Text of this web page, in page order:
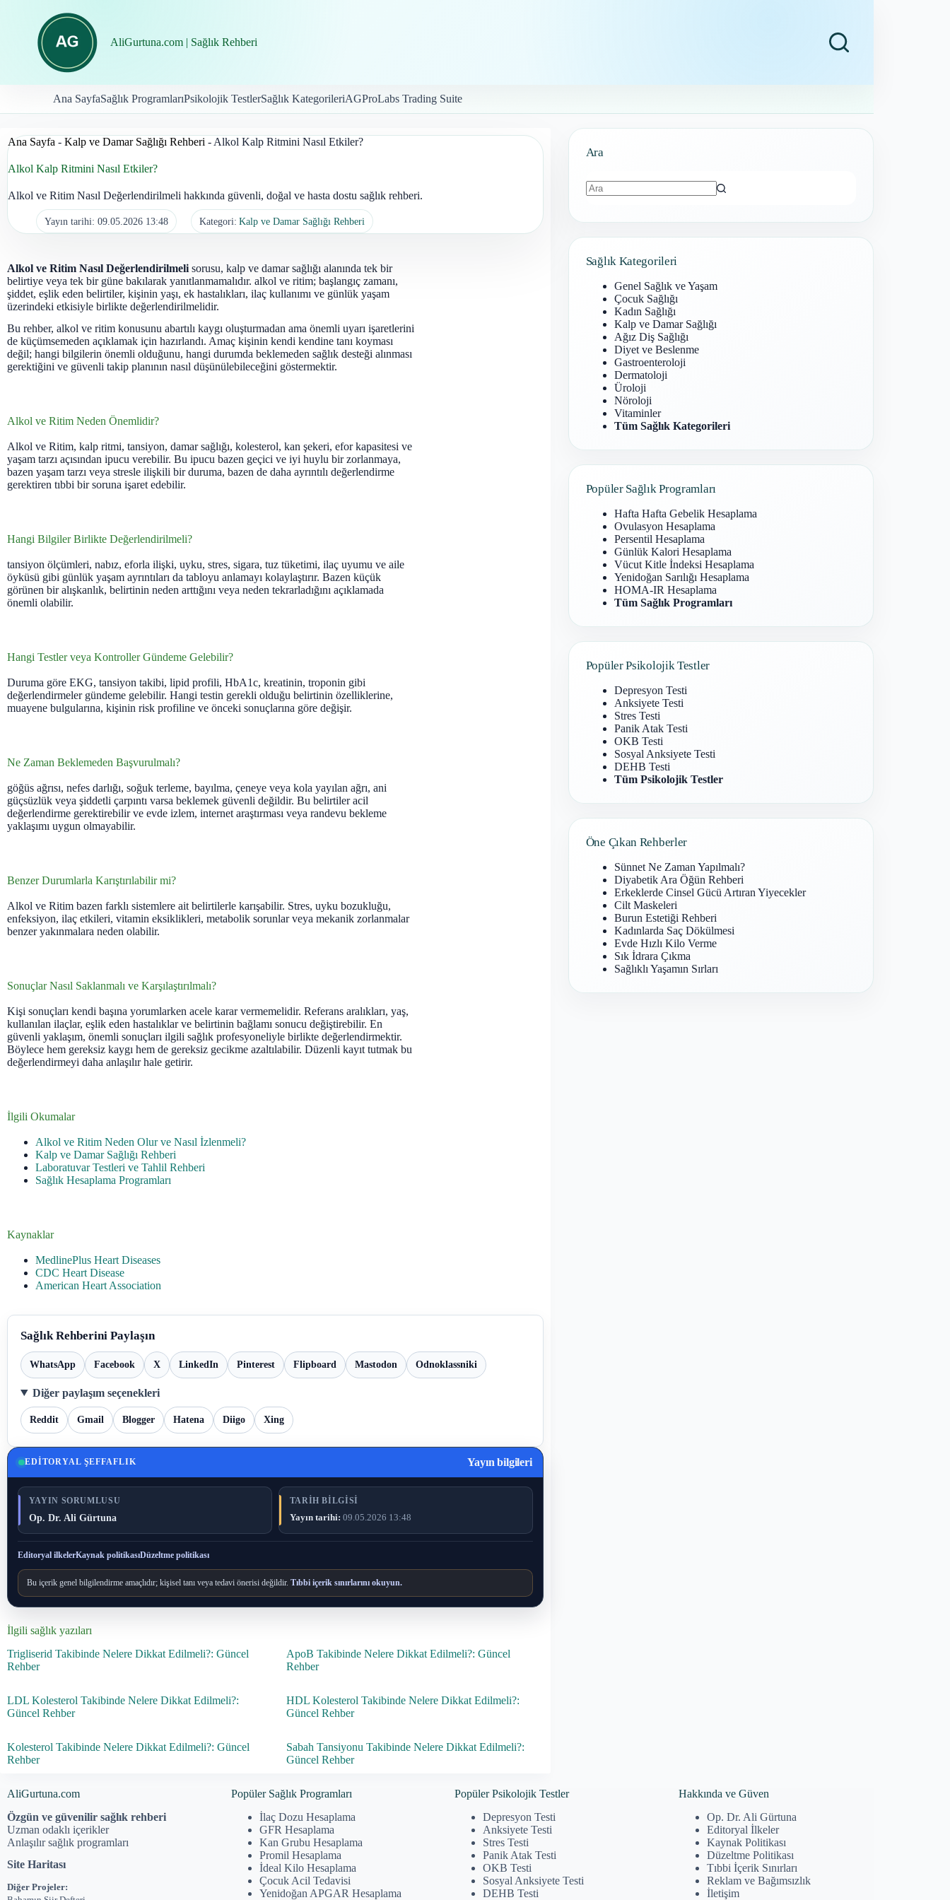
AliGurtuna.com | Sağlık Rehberi
Ana SayfaSağlık ProgramlarıPsikolojik TestlerSağlık KategorileriAGProLabs Trading Suite
Ana Sayfa - Kalp ve Damar Sağlığı Rehberi - Alkol Kalp Ritmini Nasıl Etkiler?
Alkol Kalp Ritmini Nasıl Etkiler?
Alkol ve Ritim Nasıl Değerlendirilmeli hakkında güvenli, doğal ve hasta dostu sağlık rehberi.
Yayın tarihi: 09.05.2026 13:48 Kategori: Kalp ve Damar Sağlığı Rehberi
Alkol ve Ritim Nasıl Değerlendirilmeli sorusu, kalp ve damar sağlığı alanında tek bir
belirtiye veya tek bir güne bakılarak yanıtlanmamalıdır. alkol ve ritim; başlangıç zamanı,
şiddet, eşlik eden belirtiler, kişinin yaşı, ek hastalıkları, ilaç kullanımı ve günlük yaşam
üzerindeki etkisiyle birlikte değerlendirilmelidir.
Bu rehber, alkol ve ritim konusunu abartılı kaygı oluşturmadan ama önemli uyarı işaretlerini
de küçümsemeden açıklamak için hazırlandı. Amaç kişinin kendi kendine tanı koyması
değil; hangi bilgilerin önemli olduğunu, hangi durumda beklemeden sağlık desteği alınması
gerektiğini ve güvenli takip planının nasıl düşünülebileceğini göstermektir.
Alkol ve Ritim Neden Önemlidir?
Alkol ve Ritim, kalp ritmi, tansiyon, damar sağlığı, kolesterol, kan şekeri, efor kapasitesi ve
yaşam tarzı açısından ipucu verebilir. Bu ipucu bazen geçici ve iyi huylu bir zorlanmaya,
bazen yaşam tarzı veya stresle ilişkili bir duruma, bazen de daha ayrıntılı değerlendirme
gerektiren tıbbi bir soruna işaret edebilir.
Hangi Bilgiler Birlikte Değerlendirilmeli?
tansiyon ölçümleri, nabız, eforla ilişki, uyku, stres, sigara, tuz tüketimi, ilaç uyumu ve aile
öyküsü gibi günlük yaşam ayrıntıları da tabloyu anlamayı kolaylaştırır. Bazen küçük
görünen bir alışkanlık, belirtinin neden arttığını veya neden tekrarladığını açıklamada
önemli olabilir.
Hangi Testler veya Kontroller Gündeme Gelebilir?
Duruma göre EKG, tansiyon takibi, lipid profili, HbA1c, kreatinin, troponin gibi
değerlendirmeler gündeme gelebilir. Hangi testin gerekli olduğu belirtinin özelliklerine,
muayene bulgularına, kişinin risk profiline ve önceki sonuçlarına göre değişir.
Ne Zaman Beklemeden Başvurulmalı?
göğüs ağrısı, nefes darlığı, soğuk terleme, bayılma, çeneye veya kola yayılan ağrı, ani
güçsüzlük veya şiddetli çarpıntı varsa beklemek güvenli değildir. Bu belirtiler acil
değerlendirme gerektirebilir ve evde izlem, internet araştırması veya randevu bekleme
yaklaşımı uygun olmayabilir.
Benzer Durumlarla Karıştırılabilir mi?
Alkol ve Ritim bazen farklı sistemlere ait belirtilerle karışabilir. Stres, uyku bozukluğu,
enfeksiyon, ilaç etkileri, vitamin eksiklikleri, metabolik sorunlar veya mekanik zorlanmalar
benzer yakınmalara neden olabilir.
Sonuçlar Nasıl Saklanmalı ve Karşılaştırılmalı?
Kişi sonuçları kendi başına yorumlarken acele karar vermemelidir. Referans aralıkları, yaş,
kullanılan ilaçlar, eşlik eden hastalıklar ve belirtinin bağlamı sonucu değiştirebilir. En
güvenli yaklaşım, önemli sonuçları ilgili sağlık profesyoneliyle birlikte değerlendirmektir.
Böylece hem gereksiz kaygı hem de gereksiz gecikme azaltılabilir. Düzenli kayıt tutmak bu
değerlendirmeyi daha anlaşılır hale getirir.
İlgili Okumalar
Alkol ve Ritim Neden Olur ve Nasıl İzlenmeli?
Kalp ve Damar Sağlığı Rehberi
Laboratuvar Testleri ve Tahlil Rehberi
Sağlık Hesaplama Programları
Kaynaklar
MedlinePlus Heart Diseases
CDC Heart Disease
American Heart Association
Sağlık Rehberini Paylaşın
WhatsApp Facebook X LinkedIn Pinterest Flipboard Mastodon Odnoklassniki
Diğer paylaşım seçenekleri
Reddit Gmail Blogger Hatena Diigo Xing
EDITORYAL ŞEFFAFLIK Yayın bilgileri
YAYIN SORUMLUSU
Op. Dr. Ali Gürtuna
TARIH BILGISI
Yayın tarihi: 09.05.2026 13:48
Editoryal ilkelerKaynak politikasıDüzeltme politikası
Bu içerik genel bilgilendirme amaçlıdır; kişisel tanı veya tedavi önerisi değildir. Tıbbi içerik sınırlarını okuyun.
İlgili sağlık yazıları
Trigliserid Takibinde Nelere Dikkat Edilmeli?: Güncel
Rehber
ApoB Takibinde Nelere Dikkat Edilmeli?: Güncel
Rehber
LDL Kolesterol Takibinde Nelere Dikkat Edilmeli?:
Güncel Rehber
HDL Kolesterol Takibinde Nelere Dikkat Edilmeli?:
Güncel Rehber
Kolesterol Takibinde Nelere Dikkat Edilmeli?: Güncel
Rehber
Sabah Tansiyonu Takibinde Nelere Dikkat Edilmeli?:
Güncel Rehber
Ara
bulunamadı
Sağlık Kategorileri
Genel Sağlık ve Yaşam
Çocuk Sağlığı
Kadın Sağlığı
Kalp ve Damar Sağlığı
Ağız Diş Sağlığı
Diyet ve Beslenme
Gastroenteroloji
Dermatoloji
Üroloji
Nöroloji
Vitaminler
Tüm Sağlık Kategorileri
Popüler Sağlık Programları
Hafta Hafta Gebelik Hesaplama
Ovulasyon Hesaplama
Persentil Hesaplama
Günlük Kalori Hesaplama
Vücut Kitle İndeksi Hesaplama
Yenidoğan Sarılığı Hesaplama
HOMA-IR Hesaplama
Tüm Sağlık Programları
Popüler Psikolojik Testler
Depresyon Testi
Anksiyete Testi
Stres Testi
Panik Atak Testi
OKB Testi
Sosyal Anksiyete Testi
DEHB Testi
Tüm Psikolojik Testler
Öne Çıkan Rehberler
Sünnet Ne Zaman Yapılmalı?
Diyabetik Ara Öğün Rehberi
Erkeklerde Cinsel Gücü Artıran Yiyecekler
Cilt Maskeleri
Burun Estetiği Rehberi
Kadınlarda Saç Dökülmesi
Evde Hızlı Kilo Verme
Sık İdrara Çıkma
Sağlıklı Yaşamın Sırları
AliGurtuna.com
Özgün ve güvenilir sağlık rehberi
Uzman odaklı içerikler
Anlaşılır sağlık programları
Site Haritası
Diğer Projeler:
Popüler Sağlık Programları
İlaç Dozu Hesaplama
GFR Hesaplama
Kan Grubu Hesaplama
Promil Hesaplama
İdeal Kilo Hesaplama
Çocuk Acil Tedavisi
Yenidoğan APGAR Hesaplama
Popüler Psikolojik Testler
Depresyon Testi
Anksiyete Testi
Stres Testi
Panik Atak Testi
OKB Testi
Sosyal Anksiyete Testi
DEHB Testi
Hakkında ve Güven
Op. Dr. Ali Gürtuna
Editoryal İlkeler
Kaynak Politikası
Düzeltme Politikası
Tıbbi İçerik Sınırları
Reklam ve Bağımsızlık
İletişim